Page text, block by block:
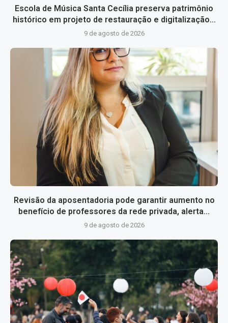
Escola de Música Santa Cecília preserva patrimônio
histórico em projeto de restauração e digitalização...
9 de agosto de 2026
Revisão da aposentadoria pode garantir aumento no
benefício de professores da rede privada, alerta...
9 de agosto de 2026